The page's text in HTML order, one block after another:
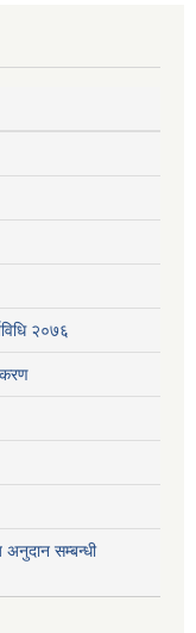
२०७६
अनुदान सम्बन्धी